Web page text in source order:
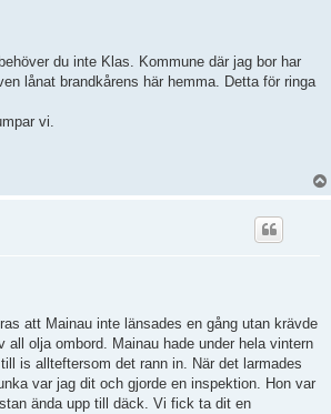
du inte Klas. Kommune där jag bor har
lånat brandkårens här hemma. Detta för ringa
vi.
att Mainau inte länsades en gång utan krävde
all olja ombord. Mainau hade under hela vintern
is allteftersom det rann in. När det larmades
var jag dit och gjorde en inspektion. Hon var
ända upp till däck. Vi fick ta dit en